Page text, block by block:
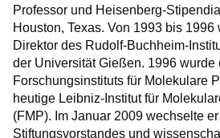
Professor und Heisenberg-
Houston, Texas. Von 1993 bis 1996
Direktor des Rudolf-Buchheim-
der Universität Gießen. 1996 wurde
Forschungsinstituts für Molekulare
heutige Leibniz-Institut für
(FMP). Im Januar 2009 wechselte
Stiftungsvorstandes und